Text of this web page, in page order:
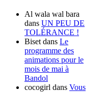
Al wala wal bara
dans UN PEU DE
TOLÉRANCE !
Biset dans Le
programme des
animations pour le
mois de mai à
Bandol
cocogirl dans Vous